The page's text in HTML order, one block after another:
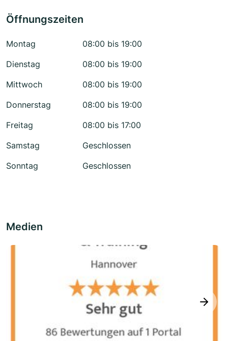
Öffnungszeiten
Montag
08:00 bis 19:00
Dienstag
08:00 bis 19:00
Mittwoch
08:00 bis 19:00
Donnerstag
08:00 bis 19:00
Freitag
08:00 bis 17:00
Samstag
Geschlossen
Sonntag
Geschlossen
Medien
next